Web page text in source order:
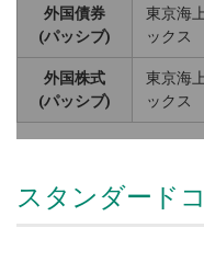
外国債券
(パッシブ)
東京海
ックス
外国株式
(パッシブ)
東京海
ックス
スタンダード